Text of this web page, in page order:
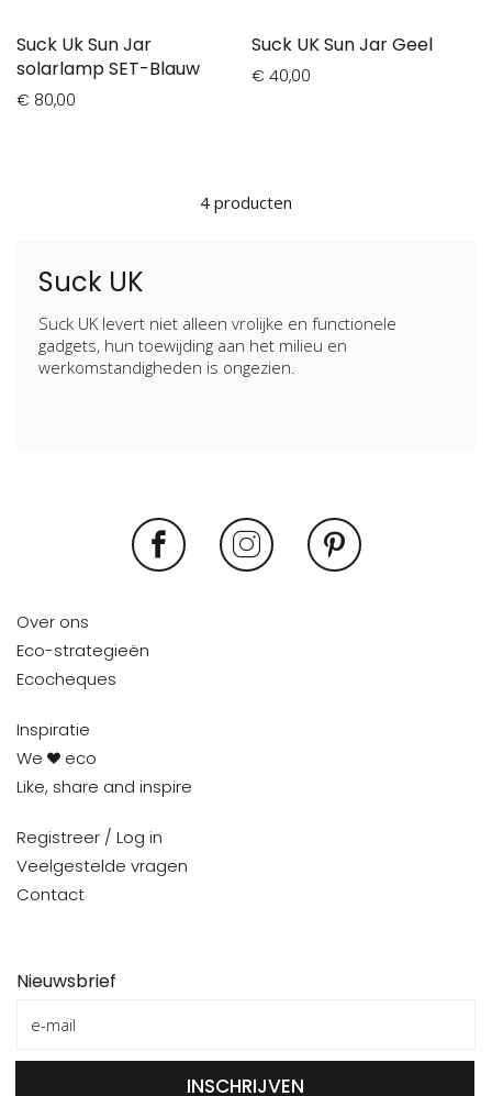
Suck Uk Sun Jar
solarlamp SET-Blauw
€ 80,00
Suck UK Sun Jar Geel
€ 40,00
4 producten
Suck UK
Suck UK levert niet alleen vrolijke en functionele
gadgets, hun toewijding aan het milieu en
werkomstandigheden is ongezien.
Over ons
Eco-strategieën
Ecocheques
Inspiratie
We
eco
Like, share and inspire
Registreer / Log in
Veelgestelde vragen
Contact
Nieuwsbrief
INSCHRIJVEN